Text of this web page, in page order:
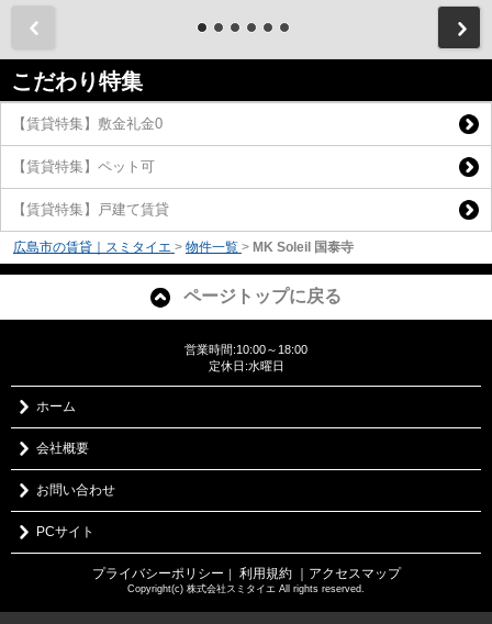
こだわり特集
【賃貸特集】敷金礼金0
【賃貸特集】ペット可
【賃貸特集】戸建て賃貸
広島市の賃貸｜スミタイエ > 物件一覧 > MK Soleil 国泰寺
ページトップに戻る
営業時間:10:00～18:00
定休日:水曜日
ホーム
会社概要
お問い合わせ
PCサイト
プライバシーポリシー 利用規約 ｜アクセスマップ
Copyright(c) 株式会社スミタイエ All rights reserved.